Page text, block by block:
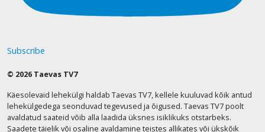
Subscribe
© 2026 Taevas TV7
Käesolevaid lehekülgi haldab Taevas TV7, kellele kuuluvad kõik antud
lehekülgedega seonduvad tegevused ja õigused. Taevas TV7 poolt
avaldatud saateid võib alla laadida üksnes isiklikuks otstarbeks.
Saadete täielik või osaline avaldamine teistes allikates või ükskõik